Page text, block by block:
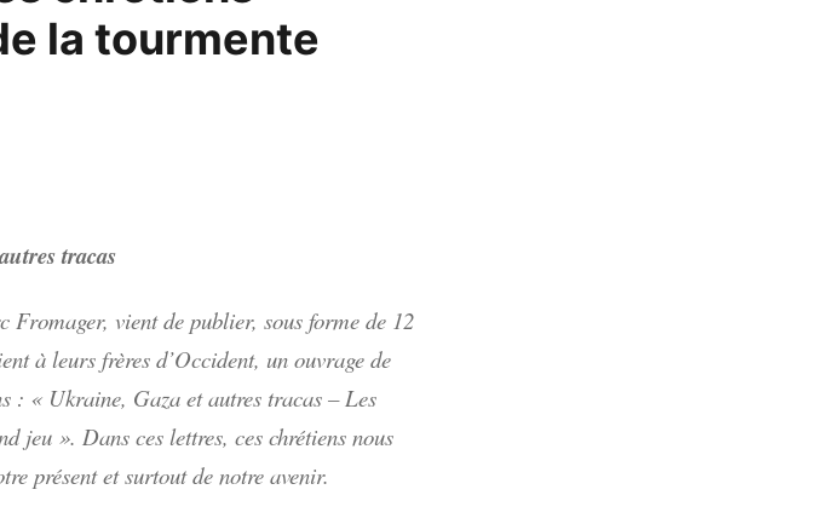
la tourmente
tracas
Fromager, vient de publier, sous forme de 12
à leurs frères d’Occident, un ouvrage de
: « Ukraine, Gaza et autres tracas – Les
jeu ». Dans ces lettres, ces chrétiens nous
présent et surtout de notre avenir.